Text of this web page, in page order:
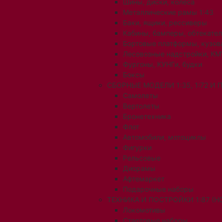
Шины, диски, колеса
Металлические рамы 1:43
Баки, ящики, рессиверы
Кабины, бамперы,
Бортовые платформы,
Лесовозные надстройки,
Фургоны, КУНГи, будки
Боксы
СБОРНЫЕ МОДЕЛИ 1:35, 1:72 И
Самолеты
Вертолеты
Бронетехника
Флот
Автомобили, мотоциклы
Фигурки
Рельсовые
Диорамы
Афтемаркет
Подарочные наборы
ТЕХНИКА И ПОСТРОЙКИ 1:87
Локомотивы
Стартовые наборы